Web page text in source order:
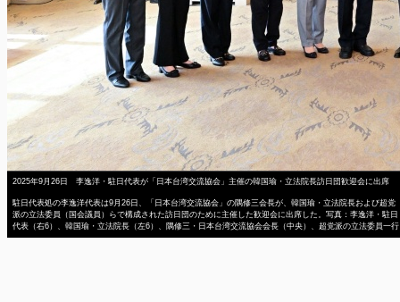
2025年9月26日 李逸洋・駐日代表が「日本台湾交流協会」主催の韓国瑜・立法院長訪日団歓迎会に出席
駐日代表処の李逸洋代表は9月26日、「日本台湾交流協会」の隅修三会長が、韓国瑜・立法院長および超党
派の立法委員（国会議員）らで構成された訪日団のために主催した歓迎会に出席した。写真：李逸洋・駐日
代表（右6）、韓国瑜・立法院長（左6）、隅修三・日本台湾交流協会会長（中央）、超党派の立法委員一行